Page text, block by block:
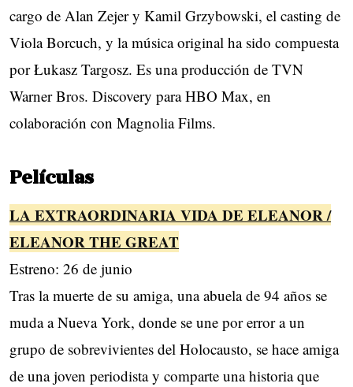
cargo de Alan Zejer y Kamil Grzybowski, el casting de
Viola Borcuch, y la música original ha sido compuesta
por Łukasz Targosz. Es una producción de TVN
Warner Bros. Discovery para HBO Max, en
colaboración con Magnolia Films.
Películas
LA EXTRAORDINARIA VIDA DE ELEANOR /
ELEANOR THE GREAT
Estreno: 26 de junio
Tras la muerte de su amiga, una abuela de 94 años se
muda a Nueva York, donde se une por error a un
grupo de sobrevivientes del Holocausto, se hace amiga
de una joven periodista y comparte una historia que